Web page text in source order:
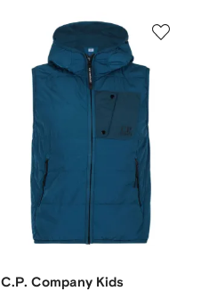
C.P. Company Kids